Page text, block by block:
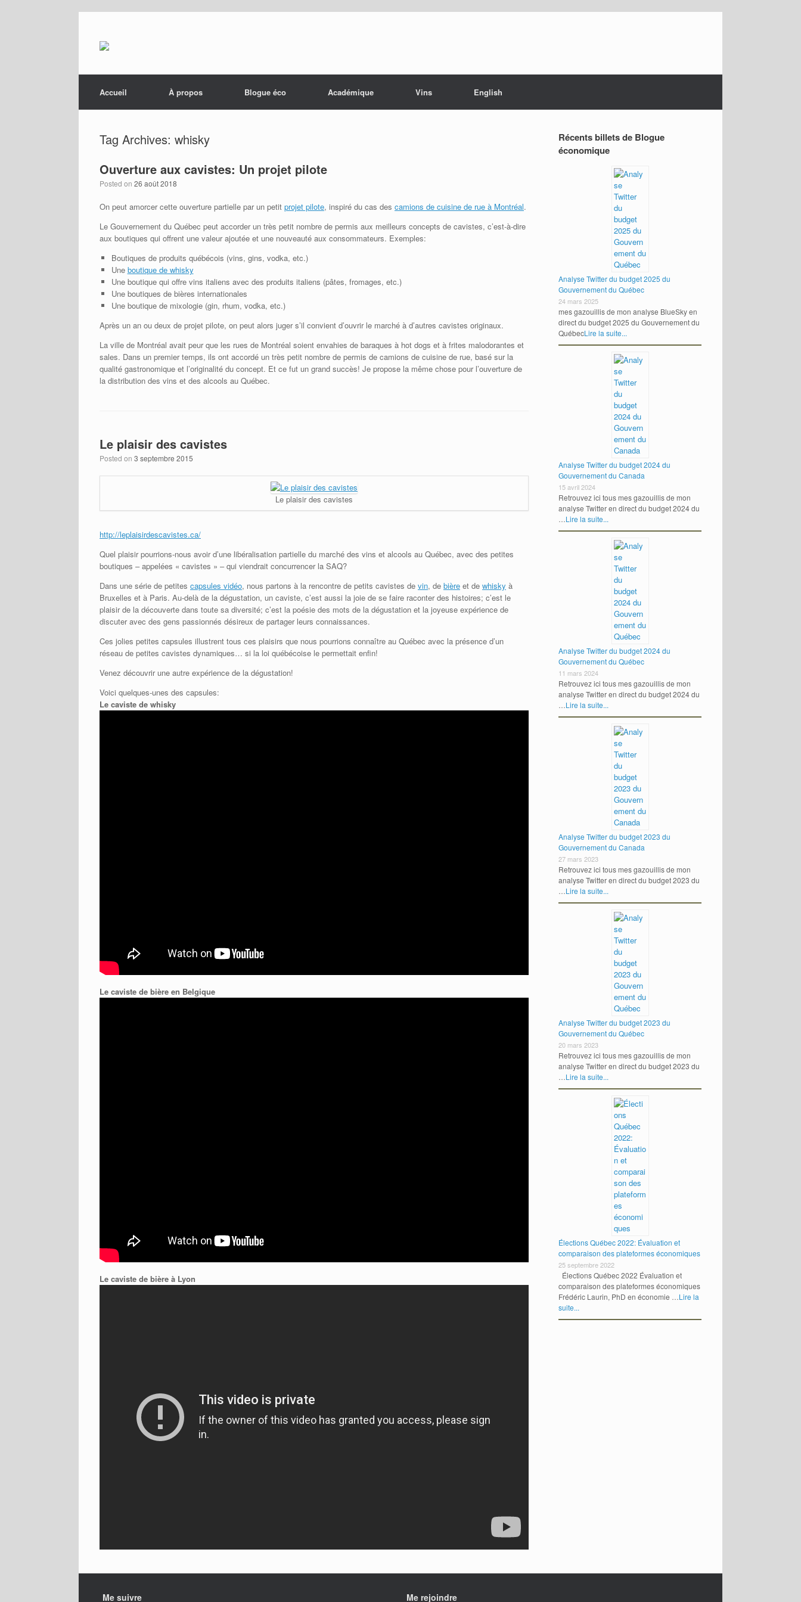
Accueil
À propos Blogue éco Académique Vins English
Tag Archives: whisky
Ouverture aux cavistes: Un projet pilote
Posted on 26 août 2018
On peut amorcer cette ouverture partielle par un petit projet pilote, inspiré du cas des camions de cuisine de rue à Montréal.
Le Gouvernement du Québec peut accorder un très petit nombre de permis aux meilleurs concepts de cavistes, c’est-à-dire
aux boutiques qui offrent une valeur ajoutée et une nouveauté aux consommateurs. Exemples:
Boutiques de produits québécois (vins, gins, vodka, etc.)
Une boutique de whisky
Une boutique qui offre vins italiens avec des produits italiens (pâtes, fromages, etc.)
Une boutiques de bières internationales
Une boutique de mixologie (gin, rhum, vodka, etc.)
Après un an ou deux de projet pilote, on peut alors juger s’il convient d’ouvrir le marché à d’autres cavistes originaux.
La ville de Montréal avait peur que les rues de Montréal soient envahies de baraques à hot dogs et à frites malodorantes et
sales. Dans un premier temps, ils ont accordé un très petit nombre de permis de camions de cuisine de rue, basé sur la
qualité gastronomique et l’originalité du concept. Et ce fut un grand succès! Je propose la même chose pour l’ouverture de
la distribution des vins et des alcools au Québec.
Le plaisir des cavistes
Posted on 3 septembre 2015
Le plaisir des cavistes
http://leplaisirdescavistes.ca/
Quel plaisir pourrions-nous avoir d’une libéralisation partielle du marché des vins et alcools au Québec, avec des petites
boutiques – appelées « cavistes » – qui viendrait concurrencer la SAQ?
Dans une série de petites capsules vidéo, nous partons à la rencontre de petits cavistes de vin, de bière et de whisky à
Bruxelles et à Paris. Au-delà de la dégustation, un caviste, c’est aussi la joie de se faire raconter des histoires; c’est le
plaisir de la découverte dans toute sa diversité; c’est la poésie des mots de la dégustation et la joyeuse expérience de
discuter avec des gens passionnés désireux de partager leurs connaissances.
Ces jolies petites capsules illustrent tous ces plaisirs que nous pourrions connaître au Québec avec la présence d’un
réseau de petites cavistes dynamiques… si la loi québécoise le permettait enfin!
Venez découvrir une autre expérience de la dégustation!
Voici quelques-unes des capsules:
Le caviste de whisky
Le caviste de bière en Belgique
Le caviste de bière à Lyon
Récents billets de Blogue
économique
Analyse Twitter du budget 2025 du
Gouvernement du Québec
24 mars 2025
mes gazouillis de mon analyse BlueSky en
direct du budget 2025 du Gouvernement du
QuébecLire la suite...
Analyse Twitter du budget 2024 du
Gouvernement du Canada
15 avril 2024
Retrouvez ici tous mes gazouillis de mon
analyse Twitter en direct du budget 2024 du
…Lire la suite...
Analyse Twitter du budget 2024 du
Gouvernement du Québec
11 mars 2024
Retrouvez ici tous mes gazouillis de mon
analyse Twitter en direct du budget 2024 du
…Lire la suite...
Analyse Twitter du budget 2023 du
Gouvernement du Canada
27 mars 2023
Retrouvez ici tous mes gazouillis de mon
analyse Twitter en direct du budget 2023 du
…Lire la suite...
Analyse Twitter du budget 2023 du
Gouvernement du Québec
20 mars 2023
Retrouvez ici tous mes gazouillis de mon
analyse Twitter en direct du budget 2023 du
…Lire la suite...
Élections Québec 2022: Évaluation et
comparaison des plateformes économiques
25 septembre 2022
Élections Québec 2022 Évaluation et
comparaison des plateformes économiques
Frédéric Laurin, PhD en économie …Lire la
suite...
Me suivre Me rejoindre